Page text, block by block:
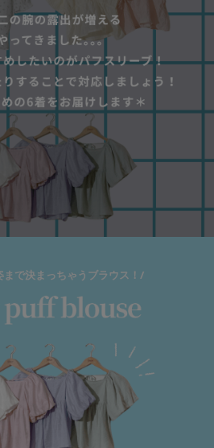
で決まっちゃうブラウス！/